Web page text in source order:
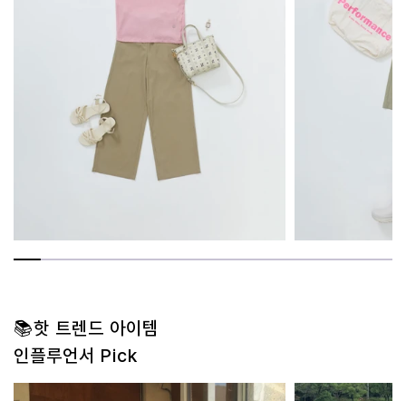
📚핫 트렌드 아이템
인플루언서 Pick